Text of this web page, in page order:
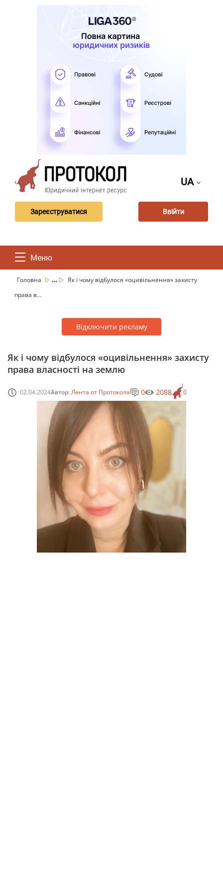
UA
Зареєструватися Ввійти
Меню
Головна ...
Як і чому відбулося «оцивільнення» захисту
права в...
Відключити рекламу
Як і чому відбулося «оцивільнення» захисту
права власності на землю
02.04.2024Автор:Лента от Протокола 0
0 2088